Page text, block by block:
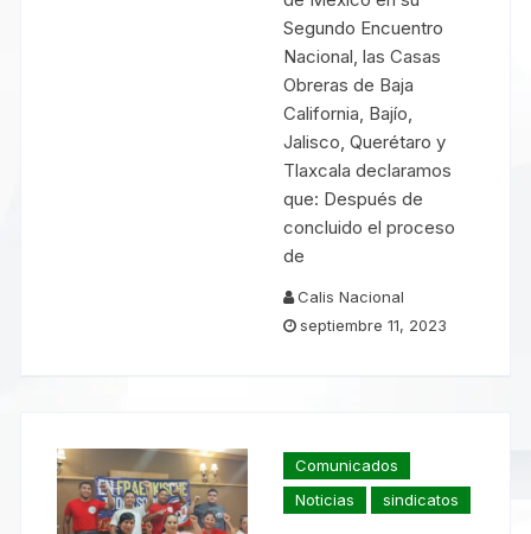
Segundo Encuentro
Nacional, las Casas
Obreras de Baja
California, Bajío,
Jalisco, Querétaro y
Tlaxcala declaramos
que: Después de
concluido el proceso
de
Calis Nacional
septiembre 11, 2023
Comunicados
Noticias
sindicatos